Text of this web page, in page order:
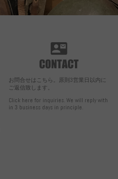
お問合せはこちら。原則3営業日以内に
ご返信致します。
Click here for inquiries. We will reply with
in 3 business days in principle.